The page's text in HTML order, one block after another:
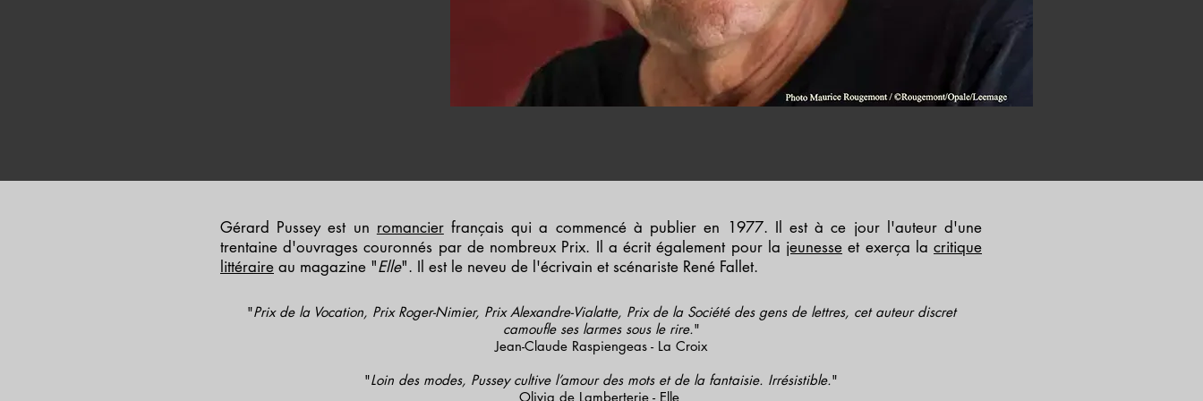
Gérard Pussey est un romancierfrançais qui a commencé à publier en 1977. Il est à ce jour l'auteur d'une
trentaine d'ouvrages couronnés par de nombreux Prix. Il a écrit également pour la jeunesse et exerça lacritique
littéraire au magazine "Elle". Il est le neveu de l'écrivain et scénariste René Fallet.
"Prix de la Vocation, Prix Roger-Nimier, Prix Alexandre-Vialatte, Prix de la Société des gens de lettres, cet auteur discret
camoufle ses larmes sous le rire."
Jean-Claude Raspiengeas - La Croix
"Loin des modes, Pussey cultive l’amour des mots et de la fantaisie. Irrésistible."
Olivia de Lamberterie - Elle